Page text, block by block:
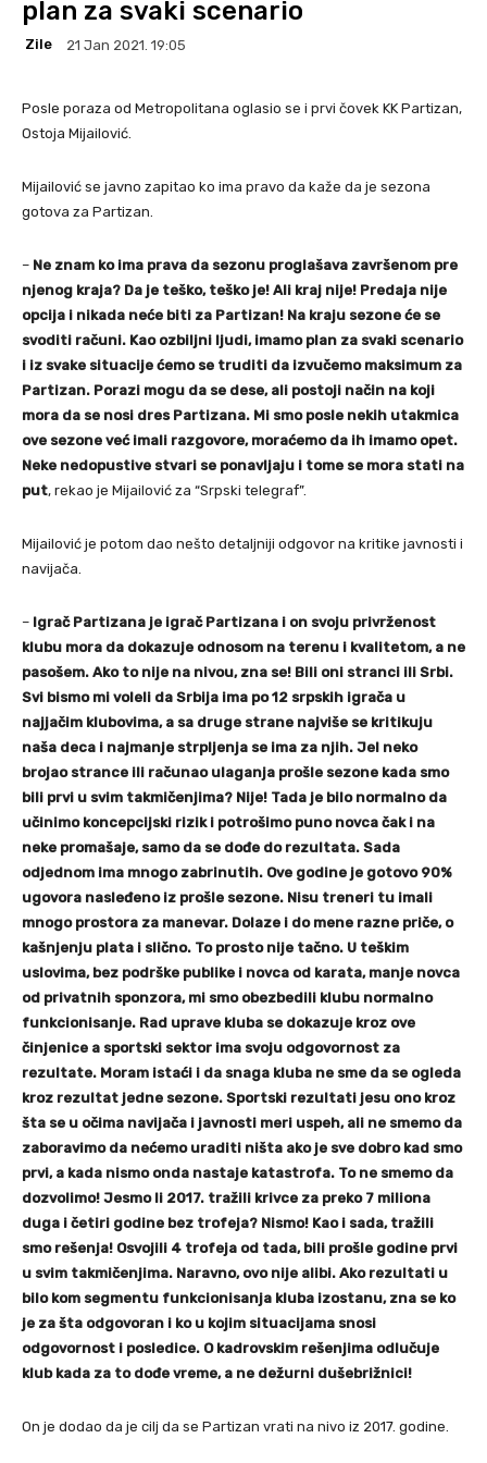
plan za svaki scenario
Zile 21 Jan 2021. 19:05
Posle poraza od Metropolitana oglasio se i prvi čovek KK Partizan,
Ostoja Mijailović.
Mijailović se javno zapitao ko ima pravo da kaže da je sezona
gotova za Partizan.
– Ne znam ko ima prava da sezonu proglašava završenom pre
njenog kraja? Da je teško, teško je! Ali kraj nije! Predaja nije
opcija i nikada neće biti za Partizan! Na kraju sezone će se
svoditi računi. Kao ozbiljni ljudi, imamo plan za svaki scenario
i iz svake situacije ćemo se truditi da izvučemo maksimum za
Partizan. Porazi mogu da se dese, ali postoji način na koji
mora da se nosi dres Partizana. Mi smo posle nekih utakmica
ove sezone već imali razgovore, moraćemo da ih imamo opet.
Neke nedopustive stvari se ponavljaju i tome se mora stati na
put, rekao je Mijailović za “Srpski telegraf”.
Mijailović je potom dao nešto detaljniji odgovor na kritike javnosti i
navijača.
– Igrač Partizana je igrač Partizana i on svoju privrženost
klubu mora da dokazuje odnosom na terenu i kvalitetom, a ne
pasošem. Ako to nije na nivou, zna se! Bili oni stranci ili Srbi.
Svi bismo mi voleli da Srbija ima po 12 srpskih igrača u
najjačim klubovima, a sa druge strane najviše se kritikuju
naša deca i najmanje strpljenja se ima za njih. Jel neko
brojao strance ili računao ulaganja prošle sezone kada smo
bili prvi u svim takmičenjima? Nije! Tada je bilo normalno da
učinimo koncepcijski rizik i potrošimo puno novca čak i na
neke promašaje, samo da se dođe do rezultata. Sada
odjednom ima mnogo zabrinutih. Ove godine je gotovo 90%
ugovora nasleđeno iz prošle sezone. Nisu treneri tu imali
mnogo prostora za manevar. Dolaze i do mene razne priče, o
kašnjenju plata i slično. To prosto nije tačno. U teškim
uslovima, bez podrške publike i novca od karata, manje novca
od privatnih sponzora, mi smo obezbedili klubu normalno
funkcionisanje. Rad uprave kluba se dokazuje kroz ove
činjenice a sportski sektor ima svoju odgovornost za
rezultate. Moram istaći i da snaga kluba ne sme da se ogleda
kroz rezultat jedne sezone. Sportski rezultati jesu ono kroz
šta se u očima navijača i javnosti meri uspeh, ali ne smemo da
zaboravimo da nećemo uraditi ništa ako je sve dobro kad smo
prvi, a kada nismo onda nastaje katastrofa. To ne smemo da
dozvolimo! Jesmo li 2017. tražili krivce za preko 7 miliona
duga i četiri godine bez trofeja? Nismo! Kao i sada, tražili
smo rešenja! Osvojili 4 trofeja od tada, bili prošle godine prvi
u svim takmičenjima. Naravno, ovo nije alibi. Ako rezultati u
bilo kom segmentu funkcionisanja kluba izostanu, zna se ko
je za šta odgovoran i ko u kojim situacijama snosi
odgovornost i posledice. O kadrovskim rešenjima odlučuje
klub kada za to dođe vreme, a ne dežurni dušebrižnici!
On je dodao da je cilj da se Partizan vrati na nivo iz 2017. godine.